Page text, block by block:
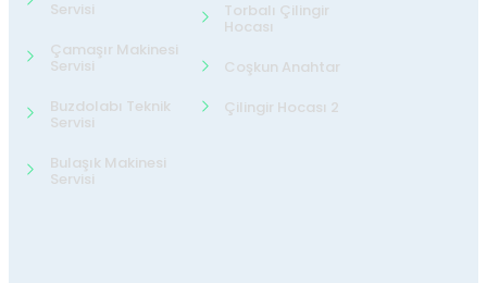
Servisi
Çamaşır Makinesi
Servisi
Buzdolabı Teknik
Servisi
Bulaşık Makinesi
Servisi
Torbalı Çilingir
Hocası
Coşkun Anahtar
Çilingir Hocası 2